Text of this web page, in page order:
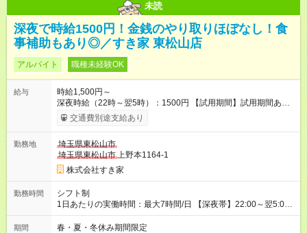
未読
深夜で時給1500円！金銭のやり取りほぼなし！食
事補助もあり◎／すき家 東松山店
アルバイト 職種未経験OK
給与
時給1,500円～
深夜時給（22時～翌5時）：1500円 【試用期間】試用期間あり
試用期間の長さ：1ヶ月 雇用形態、給与は本採用時と同じです。
試用期間の実態は30日（※条件変更なし）ですが、切り上げで
同時給）
交通費別途支給あり
勤務地
埼玉県東松山市
埼玉県東松山市上野本1164-1
株式会社すき家
勤務時間
シフト制
1日あたりの実働時間：最大7時間/日 【深夜帯】22:00～翌5:00
週2日～・1日2h～OK◎ ※22:00から翌5:00までは18歳以上の方
のみ勤務可能です（18歳未満の深夜業務禁止のため） ★深夜で
期間 春・夏・冬休み期間限定